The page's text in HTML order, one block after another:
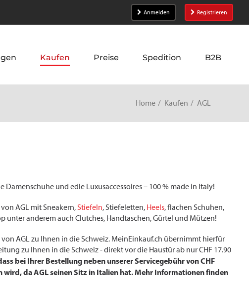
Anmelden Registrieren
Kaufen Preise Spedition B2B
Home Kaufen AGL
und edle Luxusaccessoires – 100 % made in Italy!
AGL mit Sneakern,Stiefeln, Stiefeletten, Heels, flachen Schuhen,
anderem auch Clutches, Handtaschen, Gürtel und Mützen!
AGL zu Ihnen in die Schweiz. MeinEinkauf.ch übernimmt hierfür
zu Ihnen in die Schweiz - direkt vor die Haustür ab nur CHF 17.90
bei Ihrer Bestellung neben unserer Servicegebühr von CHF
wird, da AGL seinen Sitz in Italien hat. Mehr Informationen finden